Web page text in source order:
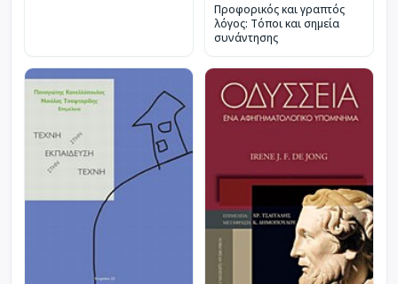
Προφορικός και γραπτός
λόγος: Τόποι και σημεία
συνάντησης